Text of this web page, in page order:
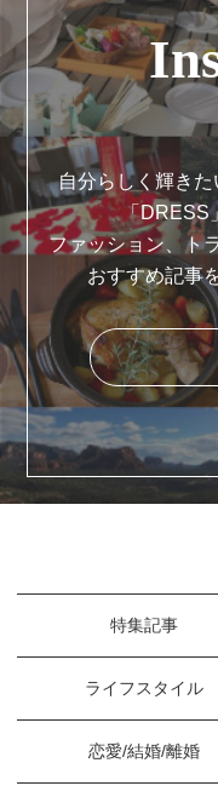
自分らしく輝き
「DRESS
ファッション、ト
おすすめ記事
特集記事
ライフスタイル
恋愛/結婚/離婚